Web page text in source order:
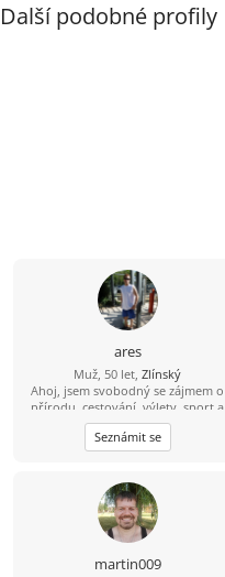
Další podobné profily
ares
Muž, 50 let, Zlínský
Ahoj, jsem svobodný se zájmem o
přírodu, cestování, výlety, sport a
rád bych poznal fajn holku do
pohody i nepohody...
Seznámit se
martin009